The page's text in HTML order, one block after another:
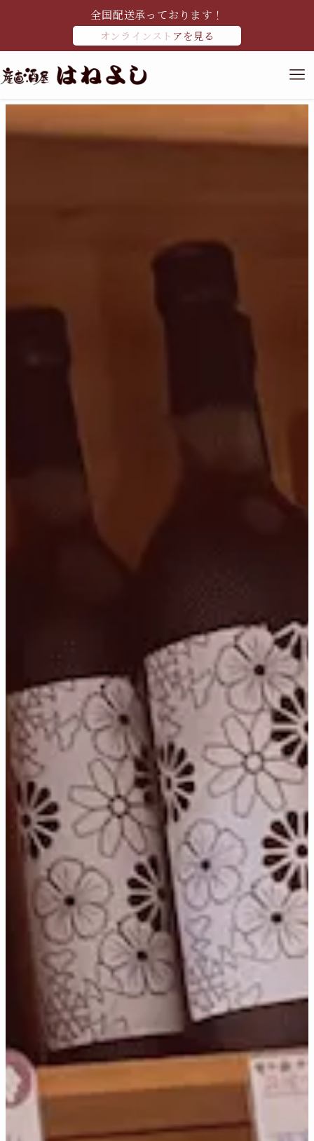
全国配送承っております！
オンラインストアを見る